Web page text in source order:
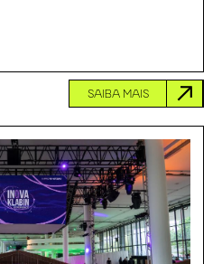
SAIBA MAIS